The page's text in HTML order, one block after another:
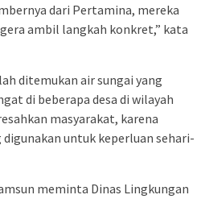
dari Pertamina, mereka
ambil langkah konkret,” kata
ditemukan air sungai yang
di beberapa desa di wilayah
masyarakat, karena
untuk keperluan sehari-
meminta Dinas Lingkungan